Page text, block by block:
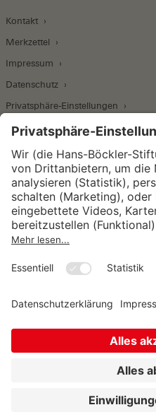
Kontakt
Merkzettel
Impressum
Datenschutz
Privatsphäre-Einstellungen
Wirtschafts- und
Institut für
Sozialrecht